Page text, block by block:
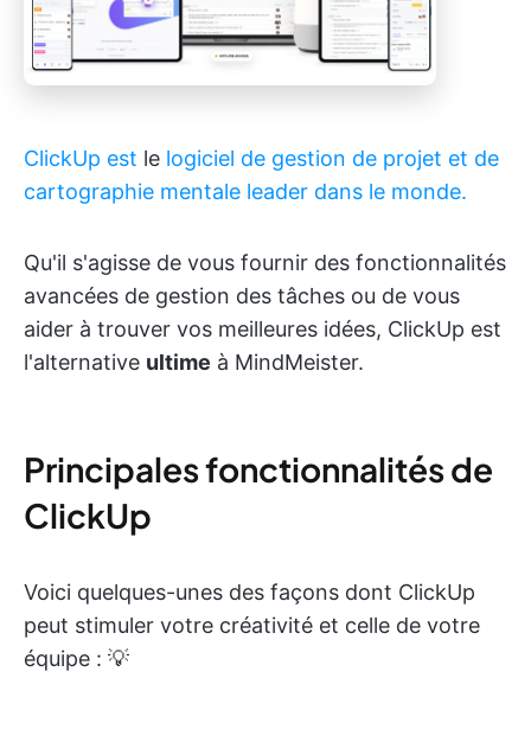
ClickUp est le logiciel de gestion de projet et de
cartographie mentale leader dans le monde.
Qu'il s'agisse de vous fournir des fonctionnalités
avancées de gestion des tâches ou de vous
aider à trouver vos meilleures idées, ClickUp est
l'alternative ultime à MindMeister.
Principales fonctionnalités de
ClickUp
Voici quelques-unes des façons dont ClickUp
peut stimuler votre créativité et celle de votre
équipe : 💡